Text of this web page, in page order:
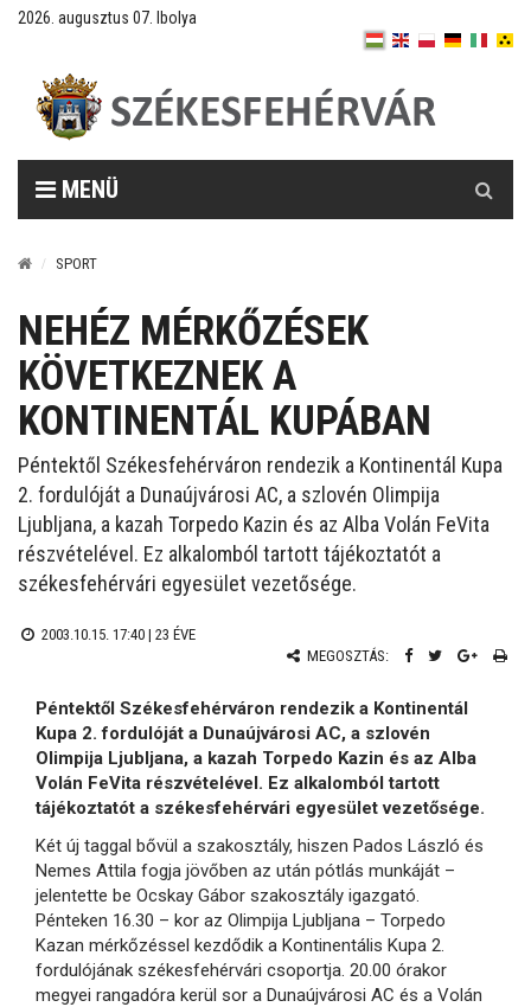
2026. augusztus 07. Ibolya
MENÜ
SPORT
NEHÉZ MÉRKŐZÉSEK
KÖVETKEZNEK A
KONTINENTÁL KUPÁBAN
Péntektől Székesfehérváron rendezik a Kontinentál Kupa
2. fordulóját a Dunaújvárosi AC, a szlovén Olimpija
Ljubljana, a kazah Torpedo Kazin és az Alba Volán FeVita
részvételével. Ez alkalomból tartott tájékoztatót a
székesfehérvári egyesület vezetősége.
2003.10.15. 17:40 | 23 ÉVE
MEGOSZTÁS:
Péntektől Székesfehérváron rendezik a Kontinentál
Kupa 2. fordulóját a Dunaújvárosi AC, a szlovén
Olimpija Ljubljana, a kazah Torpedo Kazin és az Alba
Volán FeVita részvételével. Ez alkalomból tartott
tájékoztatót a székesfehérvári egyesület vezetősége.
Két új taggal bővül a szakosztály, hiszen Pados László és
Nemes Attila fogja jövőben az után pótlás munkáját –
jelentette be Ocskay Gábor szakosztály igazgató.
Pénteken 16.30 – kor az Olimpija Ljubljana – Torpedo
Kazan mérkőzéssel kezdődik a Kontinentális Kupa 2.
fordulójának székesfehérvári csoportja. 20.00 órakor
megyei rangadóra kerül sor a Dunaújvárosi AC és a Volán